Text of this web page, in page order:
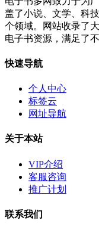
盖了小说、文学、科
个领域。网站收录了
电子书资源，满足了
快速导航
个人中心
标签云
网址导航
关于本站
VIP介绍
客服咨询
推广计划
联系我们